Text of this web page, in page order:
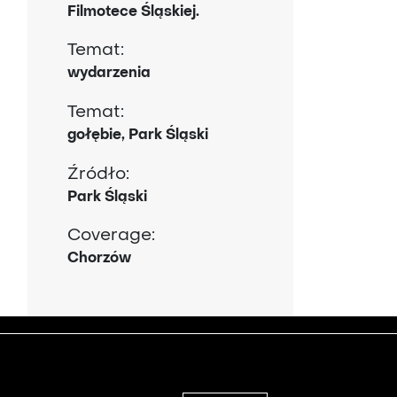
Filmotece Śląskiej.
Temat:
wydarzenia
Temat:
gołębie, Park Śląski
Źródło:
Park Śląski
Coverage:
Chorzów